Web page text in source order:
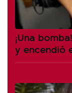
¡Una
y encendió